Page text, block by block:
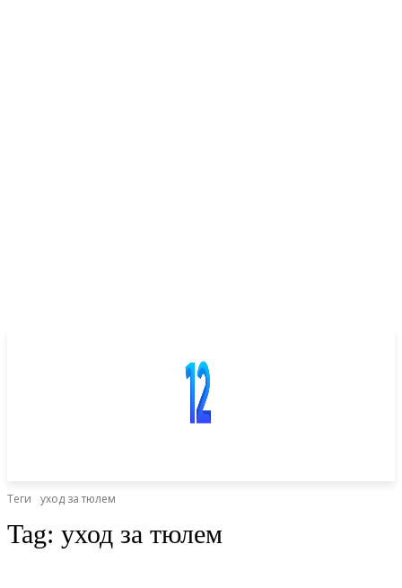
Теги уход за тюлем
Tag: уход за тюлем